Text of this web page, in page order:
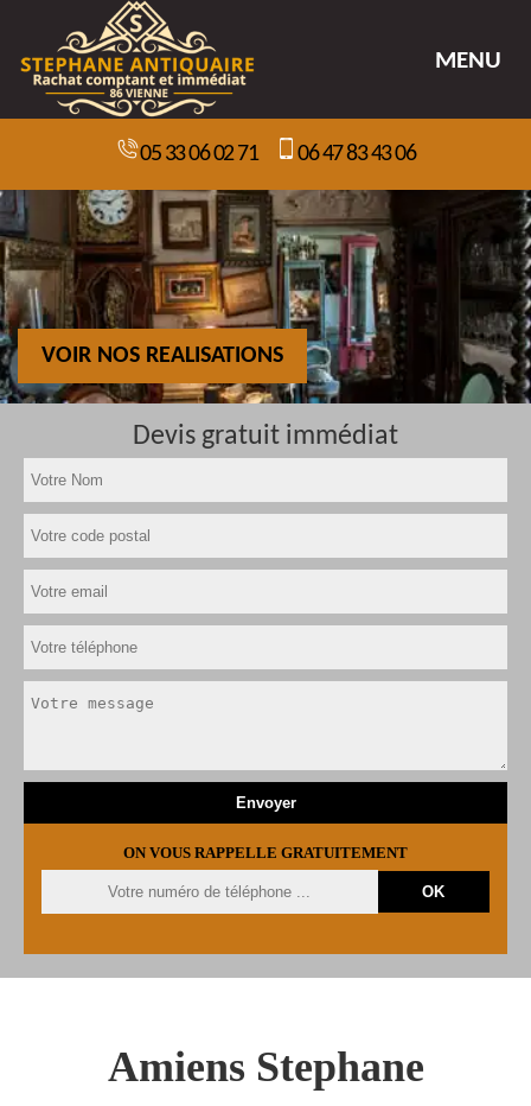
MENU
05 33 06 02 71 06 47 83 43 06
VOIR NOS REALISATIONS
Devis gratuit immédiat
ON VOUS RAPPELLE GRATUITEMENT
Amiens Stephane